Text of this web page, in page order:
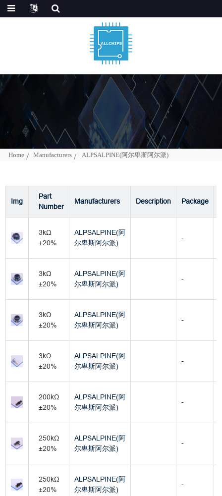
Home Manufacturers ALPSALPINE(阿尔卑斯阿尔派)
Img
Part
Number
Manufacturers Description Package
3kΩ
±20%
ALPSALPINE(阿
尔卑斯阿尔派)
-
3kΩ
±20%
ALPSALPINE(阿
尔卑斯阿尔派)
-
3kΩ
±20%
ALPSALPINE(阿
尔卑斯阿尔派)
-
3kΩ
±20%
ALPSALPINE(阿
尔卑斯阿尔派)
-
200kΩ
±20%
ALPSALPINE(阿
尔卑斯阿尔派)
-
250kΩ
±20%
ALPSALPINE(阿
尔卑斯阿尔派)
-
250kΩ
±20%
ALPSALPINE(阿
尔卑斯阿尔派)
-